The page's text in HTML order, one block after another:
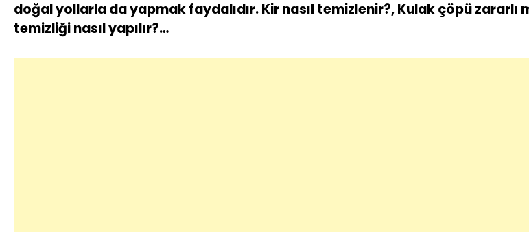
doğal yollarla da yapmak faydalıdır. Kir nasıl temizlenir?, Kulak çöpü zararlı
temizliği nasıl yapılır?…